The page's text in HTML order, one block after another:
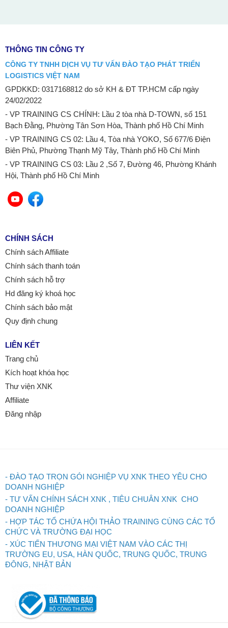
THÔNG TIN CÔNG TY
CÔNG TY TNHH DỊCH VỤ TƯ VẤN ĐÀO TẠO PHÁT TRIỂN
LOGISTICS VIỆT NAM
GPDKKD: 0317168812 do sở KH & ĐT TP.HCM cấp ngày
24/02/2022
- VP TRAINING CS CHÍNH: Lầu 2 tòa nhà D-TOWN, số 151
Bạch Đằng, Phường Tân Sơn Hòa, Thành phố Hồ Chí Minh
- VP TRAINING CS 02: Lầu 4, Tòa nhà YOKO, Số 677/6 Điện
Biên Phủ, Phường Thạnh Mỹ Tây, Thành phố Hồ Chí Minh
- VP TRAINING CS 03: Lầu 2 ,Số 7, Đường 46, Phường Khánh
Hội, Thành phố Hồ Chí Minh
CHÍNH SÁCH
Chính sách Affiliate
Chính sách thanh toán
Chính sách hỗ trợ
Hd đăng ký khoá học
Chính sách bảo mật
Quy định chung
LIÊN KẾT
Trang chủ
Kích hoạt khóa học
Thư viện XNK
Affiliate
Đăng nhập
- ĐÀO TẠO TRỌN GÓI NGHIỆP VỤ XNK THEO YÊU CHO
DOANH NGHIỆP
- TƯ VẤN CHÍNH SÁCH XNK , TIÊU CHUÂN XNK CHO
DOANH NGHIỆP
- HỢP TÁC TỔ CHỨA HỘI THẢO TRAINING CÙNG CÁC TỔ
CHỨC VÀ TRƯỜNG ĐẠI HỌC
- XÚC TIẾN THƯƠNG MẠI VIỆT NAM VÀO CÁC THỊ
TRƯỜNG EU, USA, HÀN QUỐC, TRUNG QUỐC, TRUNG
ĐÔNG, NHẬT BẢN